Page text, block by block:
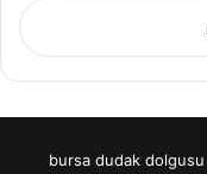
bursa dudak dolgusu